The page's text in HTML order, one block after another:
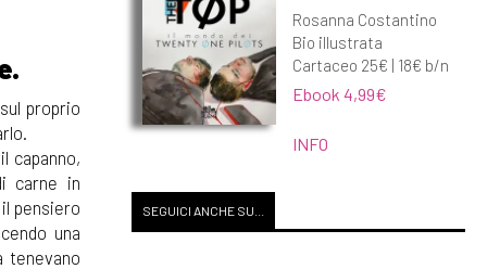
proprio
capanno,
carne in
pensiero
una
tenevano
Rosanna Costantino
Bio illustrata
Cartaceo 25€ | 18€ b/n
Ebook 4,99€
INFO
SEGUICI ANCHE SU...